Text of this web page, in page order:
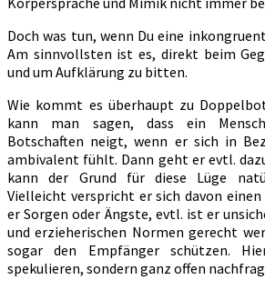
Doch was tun, wenn Du eine
Am sinnvollsten ist es, direkt beim
und um Aufklärung zu bitten.
Wie kommt es überhaupt zu
kann man sagen, dass ein
Botschaften neigt, wenn er sich in
ambivalent fühlt. Dann geht er evtl.
kann der Grund für diese Lüge
Vielleicht verspricht er sich davon
er Sorgen oder Ängste, evtl. ist er
und erzieherischen Normen gerecht
sogar den Empfänger schützen.
spekulieren, sondern ganz offen